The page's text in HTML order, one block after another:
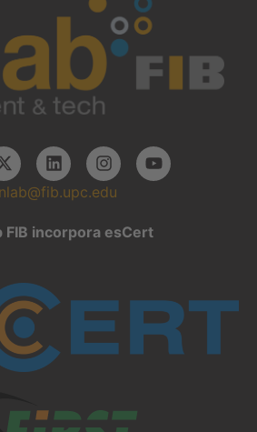
FIB incorpora esCert